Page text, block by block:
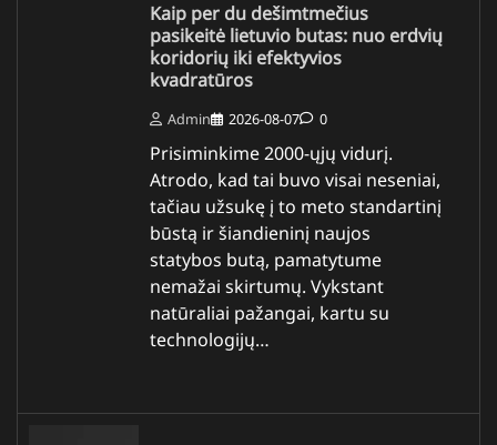
Kaip per du dešimtmečius
pasikeitė lietuvio butas: nuo erdvių
koridorių iki efektyvios
kvadratūros
Admin 2026-08-07 0
Prisiminkime 2000-ųjų vidurį.
Atrodo, kad tai buvo visai neseniai,
tačiau užsukę į to meto standartinį
būstą ir šiandieninį naujos
statybos butą, pamatytume
nemažai skirtumų. Vykstant
natūraliai pažangai, kartu su
technologijų…